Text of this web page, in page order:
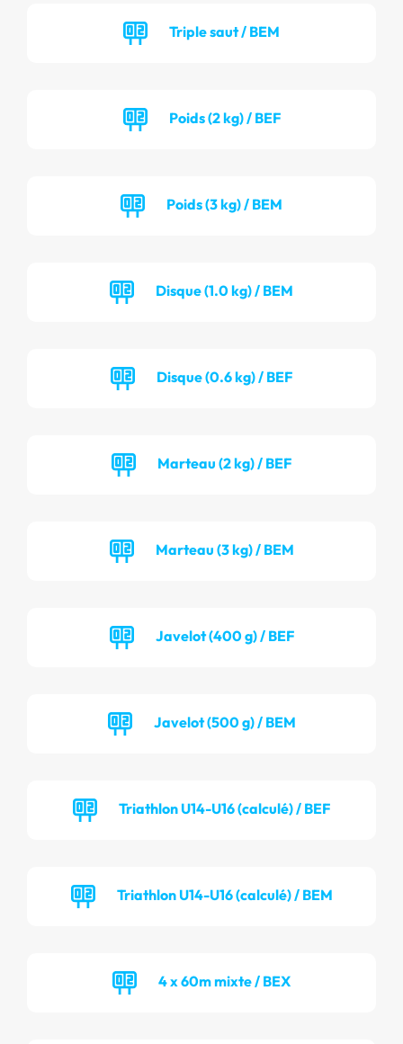
Triple saut / BEM
Poids (2 kg) / BEF
Poids (3 kg) / BEM
Disque (1.0 kg) / BEM
Disque (0.6 kg) / BEF
Marteau (2 kg) / BEF
Marteau (3 kg) / BEM
Javelot (400 g) / BEF
Javelot (500 g) / BEM
Triathlon U14-U16 (calculé) / BEF
Triathlon U14-U16 (calculé) / BEM
4 x 60m mixte / BEX